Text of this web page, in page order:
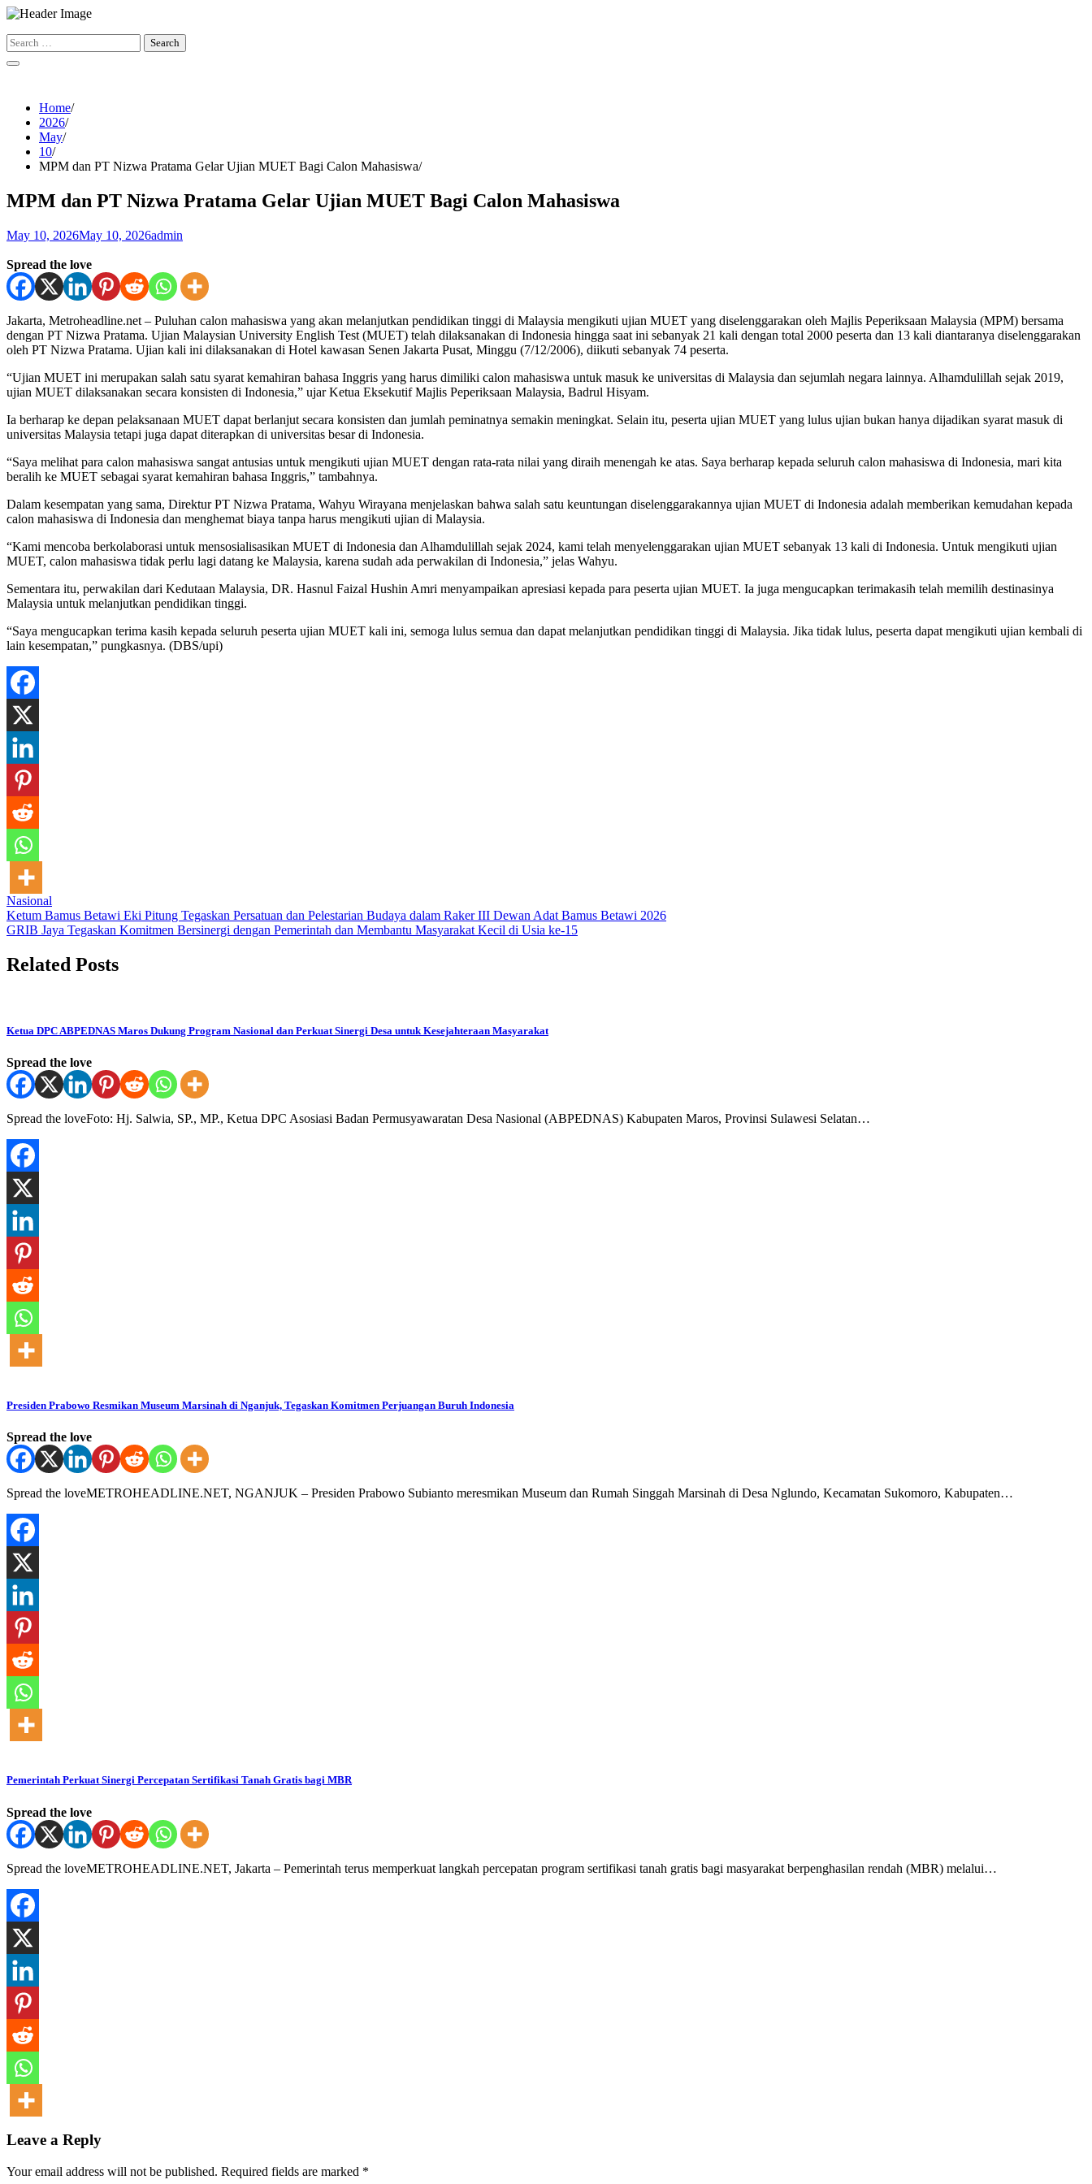
Skip
content
Search
for:
Home
2026
May
10
MPM dan PT Nizwa Pratama Gelar Ujian MUET Bagi Calon Mahasiswa
MPM dan PT Nizwa Pratama Gelar Ujian MUET Bagi Calon Mahasiswa
May 10, 2026May 10, 2026admin
Spread the love
Jakarta, Metroheadline.net – Puluhan calon mahasiswa yang akan melanjutkan pendidikan tinggi di Malaysia mengikuti ujian MUET yang diselenggarakan oleh Majlis Peperiksaan Malaysia (MPM) bersama
dengan PT Nizwa Pratama. Ujian Malaysian University English Test (MUET) telah dilaksanakan di Indonesia hingga saat ini sebanyak 21 kali dengan total 2000 peserta dan 13 kali diantaranya diselenggarakan
oleh PT Nizwa Pratama. Ujian kali ini dilaksanakan di Hotel kawasan Senen Jakarta Pusat, Minggu (7/12/2006), diikuti sebanyak 74 peserta.
“Ujian MUET ini merupakan salah satu syarat kemahiran bahasa Inggris yang harus dimiliki calon mahasiswa untuk masuk ke universitas di Malaysia dan sejumlah negara lainnya. Alhamdulillah sejak 2019,
ujian MUET dilaksanakan secara konsisten di Indonesia,” ujar Ketua Eksekutif Majlis Peperiksaan Malaysia, Badrul Hisyam.
Ia berharap ke depan pelaksanaan MUET dapat berlanjut secara konsisten dan jumlah peminatnya semakin meningkat. Selain itu, peserta ujian MUET yang lulus ujian bukan hanya dijadikan syarat masuk di
universitas Malaysia tetapi juga dapat diterapkan di universitas besar di Indonesia.
“Saya melihat para calon mahasiswa sangat antusias untuk mengikuti ujian MUET dengan rata-rata nilai yang diraih menengah ke atas. Saya berharap kepada seluruh calon mahasiswa di Indonesia, mari kita
beralih ke MUET sebagai syarat kemahiran bahasa Inggris,” tambahnya.
Dalam kesempatan yang sama, Direktur PT Nizwa Pratama, Wahyu Wirayana menjelaskan bahwa salah satu keuntungan diselenggarakannya ujian MUET di Indonesia adalah memberikan kemudahan kepada
calon mahasiswa di Indonesia dan menghemat biaya tanpa harus mengikuti ujian di Malaysia.
“Kami mencoba berkolaborasi untuk mensosialisasikan MUET di Indonesia dan Alhamdulillah sejak 2024, kami telah menyelenggarakan ujian MUET sebanyak 13 kali di Indonesia. Untuk mengikuti ujian
MUET, calon mahasiswa tidak perlu lagi datang ke Malaysia, karena sudah ada perwakilan di Indonesia,” jelas Wahyu.
Sementara itu, perwakilan dari Kedutaan Malaysia, DR. Hasnul Faizal Hushin Amri menyampaikan apresiasi kepada para peserta ujian MUET. Ia juga mengucapkan terimakasih telah memilih destinasinya
Malaysia untuk melanjutkan pendidikan tinggi.
“Saya mengucapkan terima kasih kepada seluruh peserta ujian MUET kali ini, semoga lulus semua dan dapat melanjutkan pendidikan tinggi di Malaysia. Jika tidak lulus, peserta dapat mengikuti ujian kembali di
lain kesempatan,” pungkasnya. (DBS/upi)
Nasional
Post
navigation
Ketum Bamus Betawi Eki Pitung Tegaskan Persatuan dan Pelestarian Budaya dalam Raker III Dewan Adat Bamus Betawi 2026
GRIB Jaya Tegaskan Komitmen Bersinergi dengan Pemerintah dan Membantu Masyarakat Kecil di Usia ke-15
Related Posts
Ketua DPC ABPEDNAS Maros Dukung Program Nasional dan Perkuat Sinergi Desa untuk Kesejahteraan Masyarakat
Spread the love
Spread the loveFoto: Hj. Salwia, SP., MP., Ketua DPC Asosiasi Badan Permusyawaratan Desa Nasional (ABPEDNAS) Kabupaten Maros, Provinsi Sulawesi Selatan…
Presiden Prabowo Resmikan Museum Marsinah di Nganjuk, Tegaskan Komitmen Perjuangan Buruh Indonesia
Spread the love
Spread the loveMETROHEADLINE.NET, NGANJUK – Presiden Prabowo Subianto meresmikan Museum dan Rumah Singgah Marsinah di Desa Nglundo, Kecamatan Sukomoro, Kabupaten…
Pemerintah Perkuat Sinergi Percepatan Sertifikasi Tanah Gratis bagi MBR
Spread the love
Spread the loveMETROHEADLINE.NET, Jakarta – Pemerintah terus memperkuat langkah percepatan program sertifikasi tanah gratis bagi masyarakat berpenghasilan rendah (MBR) melalui…
Leave a Reply
Your email address will not be published. Required fields are marked *